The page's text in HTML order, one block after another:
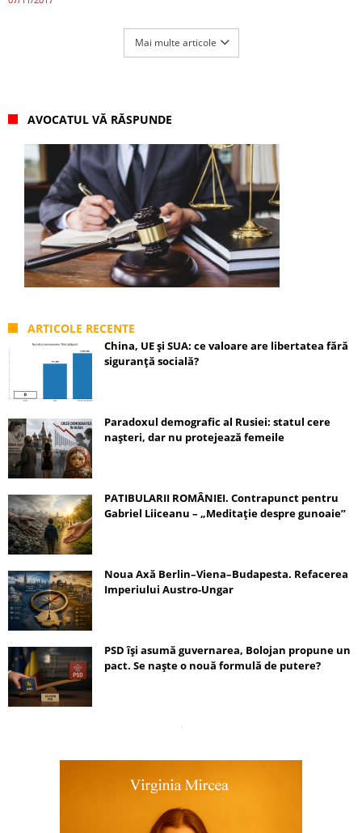
Mai multe articole
AVOCATUL VĂ RĂSPUNDE
ARTICOLE RECENTE
China, UE și SUA: ce valoare are libertatea fără
siguranță socială?
Paradoxul demografic al Rusiei: statul cere
nașteri, dar nu protejează femeile
PATIBULARII ROMÂNIEI. Contrapunct pentru
Gabriel Liiceanu – „Meditație despre gunoaie”
Noua Axă Berlin–Viena–Budapesta. Refacerea
Imperiului Austro-Ungar
PSD își asumă guvernarea, Bolojan propune un
pact. Se naște o nouă formulă de putere?